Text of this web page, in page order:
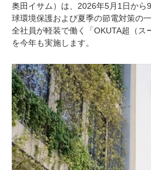
奥田イサム）は、2026年5月1日から
球環境保護および夏季の節電対策の
全社員が軽装で働く「OKUTA超（ス
を今年も実施します。